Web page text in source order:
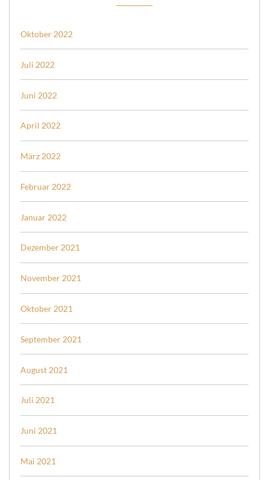
Oktober 2022
Juli 2022
Juni 2022
April 2022
März 2022
Februar 2022
Januar 2022
Dezember 2021
November 2021
Oktober 2021
September 2021
August 2021
Juli 2021
Juni 2021
Mai 2021